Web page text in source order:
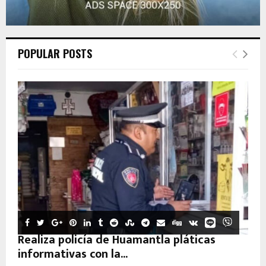
POPULAR POSTS
Realiza policía de Huamantla pláticas
informativas con la...